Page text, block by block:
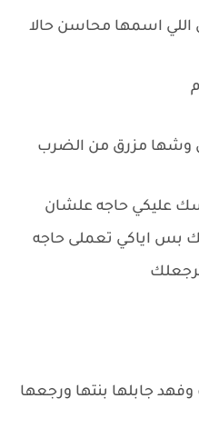
اللي اسمها محاسن حالا
وشها مزرق من الضرب
عليكي حاجه علشان
بس اياكي تعملى حاجه
جابلها بنتها ورجعها